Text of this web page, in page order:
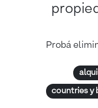
Probá
countries y